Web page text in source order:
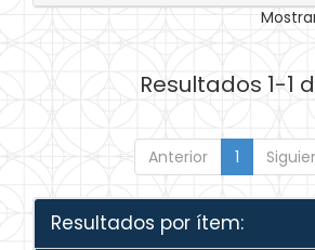
Resultados 1-1
Anterior 1
Resultados por ítem: